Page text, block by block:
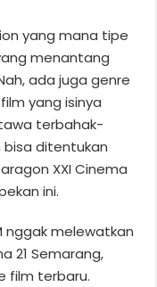
yang mana tipe
menantang
ada juga genre
yang isinya
terbahak-
bisa ditentukan
XXI Cinema
ini.
nggak melewatkan
21 Semarang,
film terbaru.